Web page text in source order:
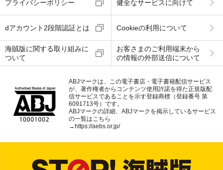
プライバシーポリシー 健全なサービスに向けて
dアカウント2段階認証とは Cookieの利用について
海賊版に関する取り組みに
ついて
お客さまのご利用端末から
の情報の外部送信について
ABJマークは、この電子書店・電子書籍配信サービス
が、著作権者からコンテンツ使用許諾を得た正規版配
信サービスであることを示す登録商標（登録番号 第
6091713号）です。
ABJマークの詳細、ABJマークを掲示しているサービス
の一覧はこちら
→ https://aebs.or.jp/